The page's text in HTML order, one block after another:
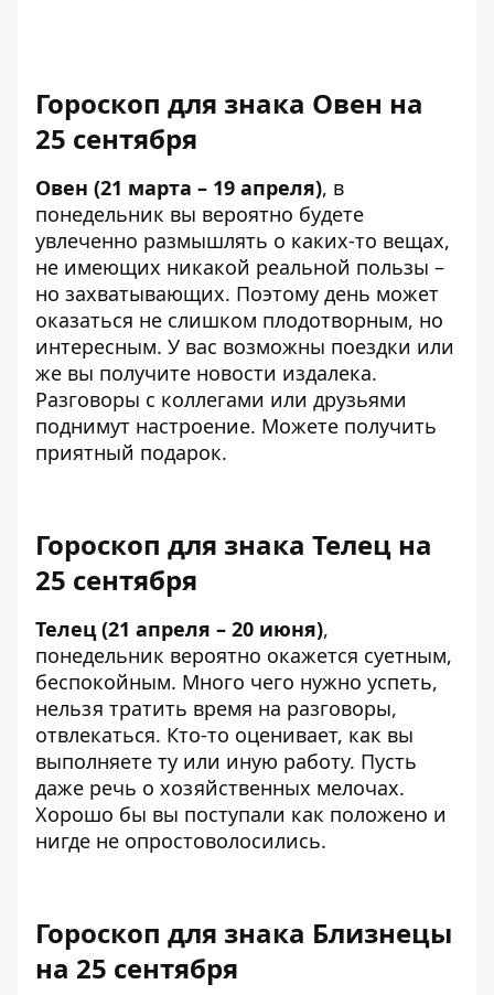
Гороскоп для знака Овен на
25 сентября
Овен (21 марта – 19 апреля), в
понедельник вы вероятно будете
увлеченно размышлять о каких-то вещах,
не имеющих никакой реальной пользы –
но захватывающих. Поэтому день может
оказаться не слишком плодотворным, но
интересным. У вас возможны поездки или
же вы получите новости издалека.
Разговоры с коллегами или друзьями
поднимут настроение. Можете получить
приятный подарок.
Гороскоп для знака Телец на
25 сентября
Телец (21 апреля – 20 июня),
понедельник вероятно окажется суетным,
беспокойным. Много чего нужно успеть,
нельзя тратить время на разговоры,
отвлекаться. Кто-то оценивает, как вы
выполняете ту или иную работу. Пусть
даже речь о хозяйственных мелочах.
Хорошо бы вы поступали как положено и
нигде не опростоволосились.
Гороскоп для знака Близнецы
на 25 сентября